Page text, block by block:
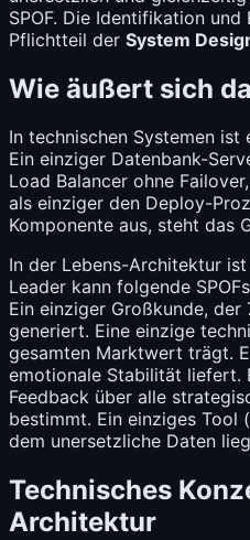
SPOF. Die Identifikation und
Pflichtteil der System
Wie äußert sich
In technischen Systemen ist
Ein einziger Datenbank-
Load Balancer ohne
als einziger den Deploy-
Komponente aus, steht das
In der Lebens-Architektur
Leader kann folgende
Ein einziger Großkunde,
generiert. Eine einzige
gesamten Marktwert trägt.
emotionale Stabilität liefert.
Feedback über alle
bestimmt. Ein einziges Tool
dem unersetzliche Daten
Technisches
Architektur